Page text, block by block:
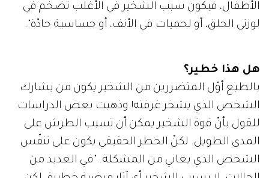
الأطفال، فيكون سبب الشخير في الأغلب تضخم في
لوزتي الحلق، أو لحميات في الأنف، أو حساسية حادّة".
هل هذا خطير؟
بالطبع أوّل المتضررين من الشخير يكون من يشارك
الشخص الذي يشخر غرفته! وذهبت بعض الدراسات
للقول بأنّ قوة الشخير يمكن أن تسبب الطرش على
المدى الطويل. لكنّ الخطر الحقيقي يكون على تنفّس
الشخص الذي يعاني من المشكلة. "في العديد من